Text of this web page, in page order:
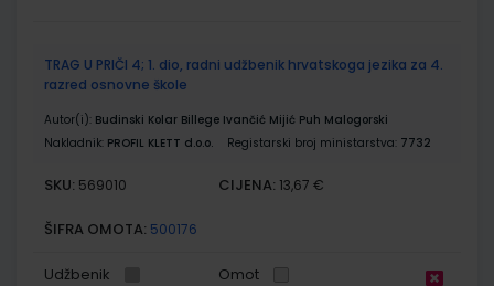
proizvodi
TRAG U PRIČI 4; 1. dio, radni udžbenik hrvatskoga jezika za 4.
razred osnovne škole
Autor(i): Budinski Kolar Billege Ivančić Mijić Puh Malogorski
Nakladnik: PROFIL KLETT d.o.o. Registarski broj ministarstva: 7732
SKU: 569010 CIJENA: 13,67 €
ŠIFRA OMOTA: 500176
Udžbenik Omot